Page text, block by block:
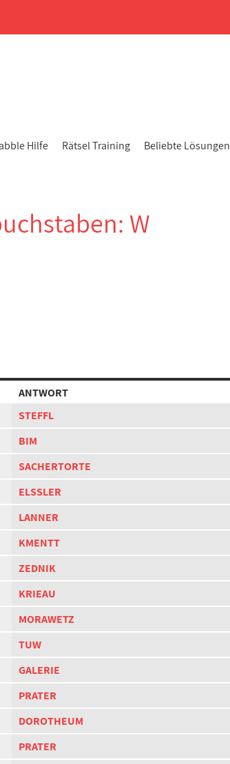
Hilfe Rätsel Training Beliebte Lösungen
W
ANTWORT
STEFFL
BIM
SACHERTORTE
ELSSLER
LANNER
KMENTT
ZEDNIK
KRIEAU
MORAWETZ
TUW
GALERIE
PRATER
DOROTHEUM
PRATER